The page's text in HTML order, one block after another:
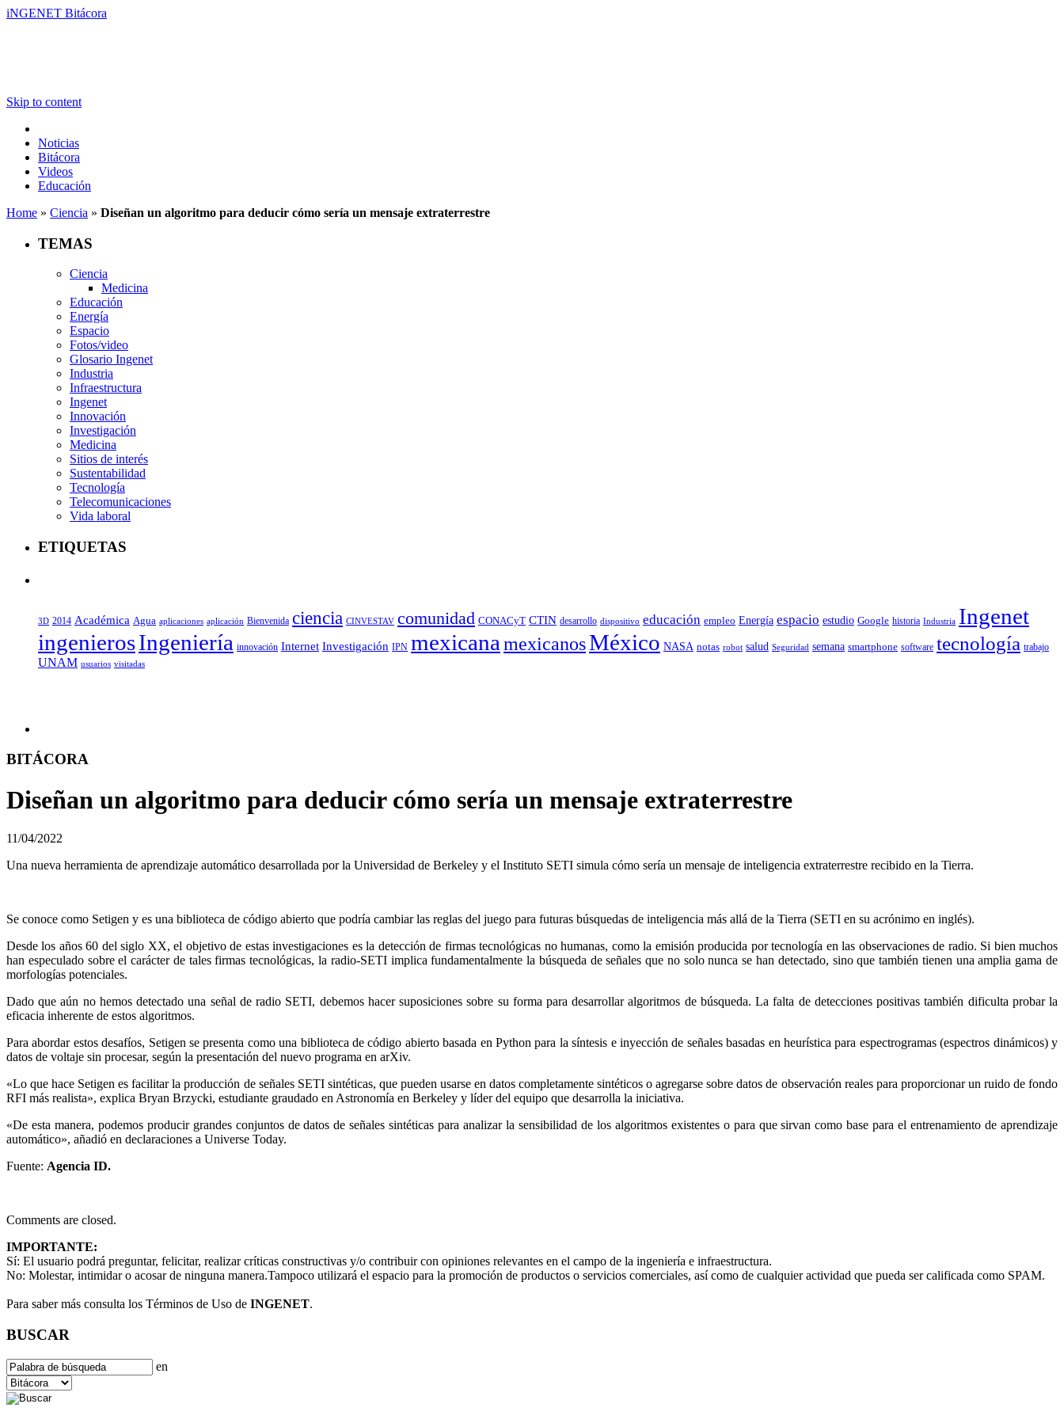
iNGENET Bitácora
Skip to content
Noticias
Bitácora
Videos
Educación
Home » Ciencia » Diseñan un algoritmo para deducir cómo sería un mensaje extraterrestre
TEMAS
Ciencia
Medicina
Educación
Energía
Espacio
Fotos/video
Glosario Ingenet
Industria
Infraestructura
Ingenet
Innovación
Investigación
Medicina
Sitios de interés
Sustentabilidad
Tecnología
Telecomunicaciones
Vida laboral
ETIQUETAS
3D 2014 Académica Agua aplicaciones aplicación Bienvenida ciencia CINVESTAV comunidad CONACyT CTIN desarrollo dispositivo educación empleo Energía espacio estudio Google historia Industria Ingenet
ingenierosIngeniería innovación Internet Investigación IPN mexicana mexicanosMéxico NASA notas robot salud Seguridad semana smartphone software tecnología trabajo
UNAM usuarios visitadas
BITÁCORA
Diseñan un algoritmo para deducir cómo sería un mensaje extraterrestre
11/04/2022
Una nueva herramienta de aprendizaje automático desarrollada por la Universidad de Berkeley y el Instituto SETI simula cómo sería un mensaje de inteligencia extraterrestre recibido en la Tierra.
Se conoce como Setigen y es una biblioteca de código abierto que podría cambiar las reglas del juego para futuras búsquedas de inteligencia más allá de la Tierra (SETI en su acrónimo en inglés).
Desde los años 60 del siglo XX, el objetivo de estas investigaciones es la detección de firmas tecnológicas no humanas, como la emisión producida por tecnología en las observaciones de radio. Si bien muchos
han especulado sobre el carácter de tales firmas tecnológicas, la radio-SETI implica fundamentalmente la búsqueda de señales que no solo nunca se han detectado, sino que también tienen una amplia gama de
morfologías potenciales.
Dado que aún no hemos detectado una señal de radio SETI, debemos hacer suposiciones sobre su forma para desarrollar algoritmos de búsqueda. La falta de detecciones positivas también dificulta probar la
eficacia inherente de estos algoritmos.
Para abordar estos desafíos, Setigen se presenta como una biblioteca de código abierto basada en Python para la síntesis e inyección de señales basadas en heurística para espectrogramas (espectros dinámicos) y
datos de voltaje sin procesar, según la presentación del nuevo programa en arXiv.
«Lo que hace Setigen es facilitar la producción de señales SETI sintéticas, que pueden usarse en datos completamente sintéticos o agregarse sobre datos de observación reales para proporcionar un ruido de fondo
RFI más realista», explica Bryan Brzycki, estudiante graudado en Astronomía en Berkeley y líder del equipo que desarrolla la iniciativa.
«De esta manera, podemos producir grandes conjuntos de datos de señales sintéticas para analizar la sensibilidad de los algoritmos existentes o para que sirvan como base para el entrenamiento de aprendizaje
automático», añadió en declaraciones a Universe Today.
Fuente: Agencia ID.
Comments are closed.
IMPORTANTE:
Sí: El usuario podrá preguntar, felicitar, realizar críticas constructivas y/o contribuir con opiniones relevantes en el campo de la ingeniería e infraestructura.
No: Molestar, intimidar o acosar de ninguna manera.Tampoco utilizará el espacio para la promoción de productos o servicios comerciales, así como de cualquier actividad que pueda ser calificada como SPAM.
Para saber más consulta los Términos de Uso de INGENET.
BUSCAR
en